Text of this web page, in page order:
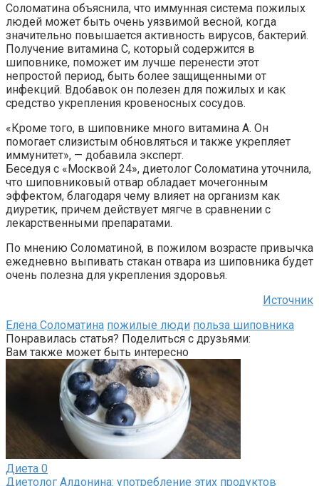
Соломатина объяснила, что иммунная система пожилых
людей может быть очень уязвимой весной, когда
значительно повышается активность вирусов, бактерий.
Получение витамина С, который содержится в
шиповнике, поможет им лучше перенести этот
непростой период, быть более защищенными от
инфекций. Вдобавок он полезен для пожилых и как
средство укрепления кровеносных сосудов.
«Кроме того, в шиповнике много витамина A. Он
помогает слизистым обновляться и также укрепляет
иммунитет», — добавила эксперт.
Беседуя с «Москвой 24», диетолог Соломатина уточнила,
что шиповниковый отвар обладает мочегонным
эффектом, благодаря чему влияет на организм как
диуретик, причем действует мягче в сравнении с
лекарственными препаратами.
По мнению Соломатиной, в пожилом возрасте привычка
ежедневно выпивать стакан отвара из шиповника будет
очень полезна для укрепления здоровья.
Источник
Елена Соломатина пожилые люди польза шиповника
Понравилась статья? Поделиться с друзьями:
Вам также может быть интересно
Диета 0
Диетолог Алдонина: употребление этих продуктов